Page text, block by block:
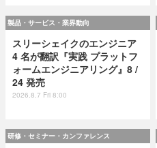
製品・サービス・業界動向
スリーシェイクのエンジニア
4 名が翻訳『実践 プラットフ
ォームエンジニアリング』8 /
24 発売
2026.8.7 Fri 8:00
研修・セミナー・カンファレンス